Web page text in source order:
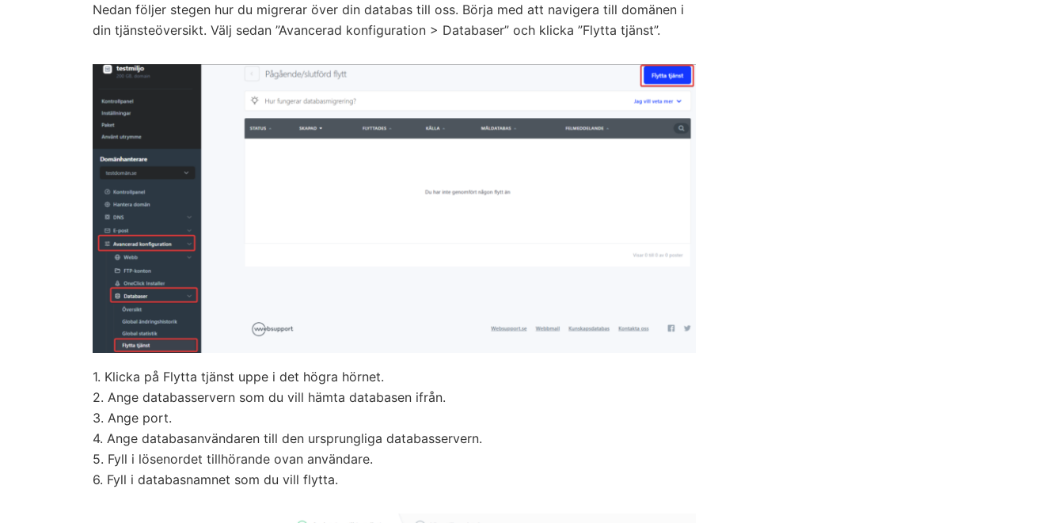
Nedan följer stegen hur du migrerar över din databas till oss. Börja med att navigera till domänen i
din tjänsteöversikt. Välj sedan ”Avancerad konfiguration > Databaser” och klicka ”Flytta tjänst”.
1. Klicka på Flytta tjänst uppe i det högra hörnet.
2. Ange databasservern som du vill hämta databasen ifrån.
3. Ange port.
4. Ange databasanvändaren till den ursprungliga databasservern.
5. Fyll i lösenordet tillhörande ovan användare.
6. Fyll i databasnamnet som du vill flytta.